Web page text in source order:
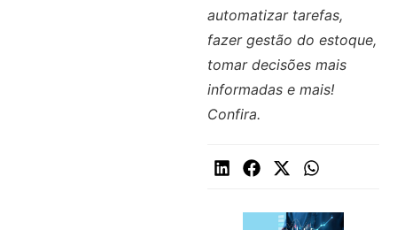
automatizar tarefas,
fazer gestão do estoque,
tomar decisões mais
informadas e mais!
Confira.